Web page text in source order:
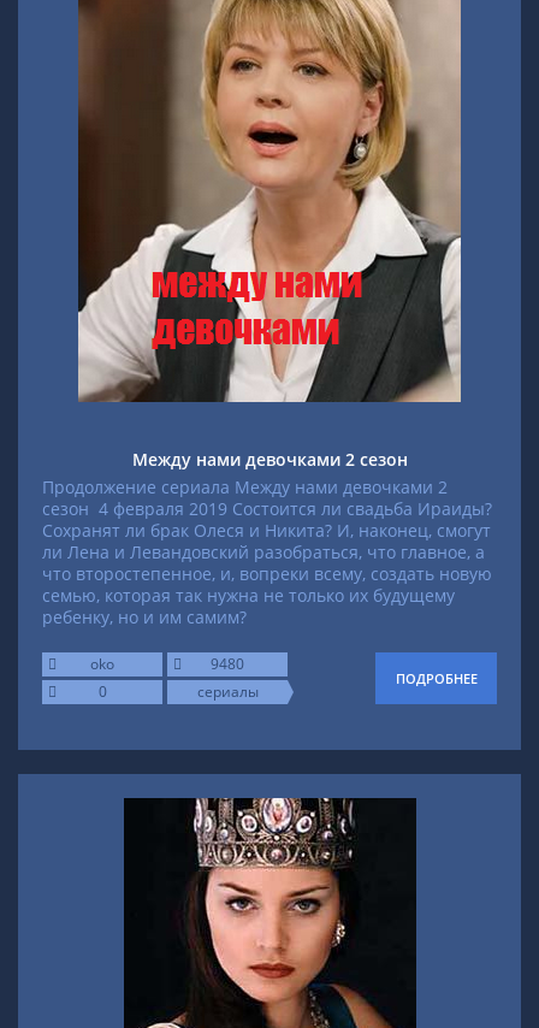
Между нами девочками 2 сезон
Продолжение сериала Между нами девочками 2
сезон 4 февраля 2019 Состоится ли свадьба Ираиды?
Сохранят ли брак Олеся и Никита? И, наконец, смогут
ли Лена и Левандовский разобраться, что главное, а
что второстепенное, и, вопреки всему, создать новую
семью, которая так нужна не только их будущему
ребенку, но и им самим?
oko
9480
0
сериалы
ПОДРОБНЕЕ